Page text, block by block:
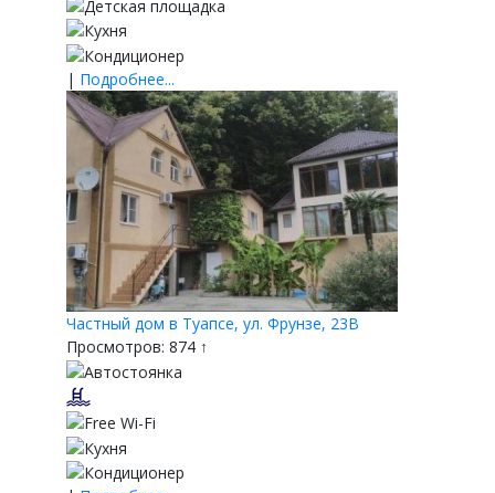
| Подробнее...
Частный дом в Туапсе, ул. Фрунзе, 23В
Просмотров: 874 ↑